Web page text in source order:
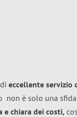
eccellente servizio
non è solo una
e chiara dei costi,